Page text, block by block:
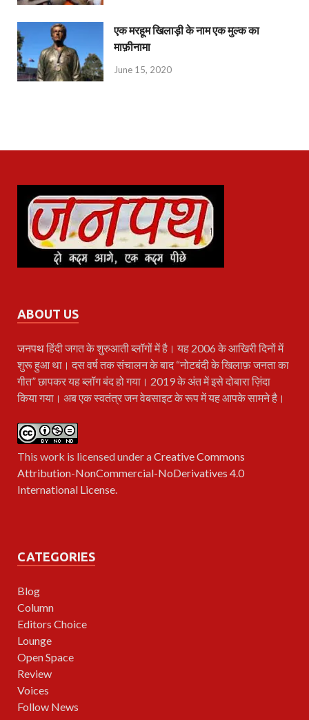
एक मरहूम खिलाड़ी के नाम एक मुल्क का
माफ़ीनामा
June 15, 2020
ABOUT US
जनपथहिंदी जगत के शुरुआती ब्लॉगों में है। यह 2006 के आखिरी दिनों में
शुरू हुआ था। दस वर्ष तक संचालन के बाद “नोटबंदी के खिलाफ़ जनता का
गीत” छापकर यह ब्लॉग बंद हो गया। 2019 के अंत में इसे दोबारा ज़िंदा
किया गया। अब एक स्वतंत्र जन वेबसाइट के रूप में यह आपके सामने है।
This work is licensed under aCreative Commons
Attribution-NonCommercial-NoDerivatives 4.0
International License
CATEGORIES
Blog
Column
Editors Choice
Lounge
Open Space
Review
Voices
Follow News